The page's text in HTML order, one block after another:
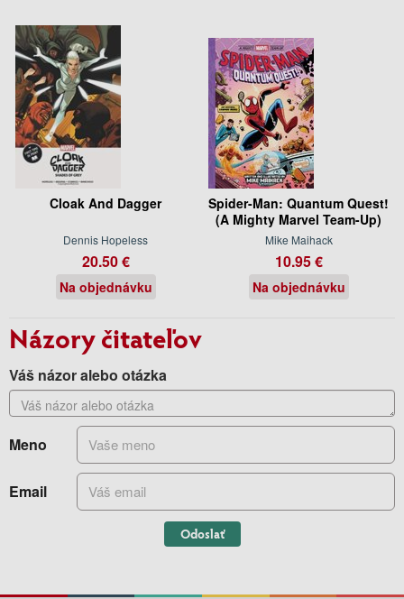
Cloak And Dagger
Dennis Hopeless
20.50 €
Na objednávku
Spider-Man: Quantum Quest!
(A Mighty Marvel Team-Up)
Mike Maihack
10.95 €
Na objednávku
Názory čitateľov
Váš názor alebo otázka
Meno
Email
Odoslať